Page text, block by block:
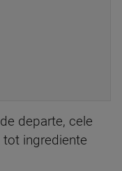
departe, cele
ingrediente